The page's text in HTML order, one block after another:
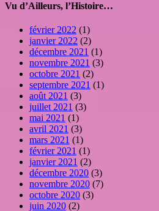
Vu d’Ailleurs, l’Histoire…
février 2022 (1)
janvier 2022 (2)
décembre 2021 (1)
novembre 2021 (3)
octobre 2021 (2)
septembre 2021 (1)
août 2021 (3)
juillet 2021 (3)
mai 2021 (1)
avril 2021 (3)
mars 2021 (1)
février 2021 (1)
janvier 2021 (2)
décembre 2020 (3)
novembre 2020 (7)
octobre 2020 (3)
juin 2020 (2)